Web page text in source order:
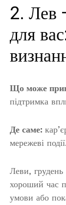
2. Лев
для
Що може
підтримка
Де саме:
мережеві події.
Леви,
хороший час
умови або